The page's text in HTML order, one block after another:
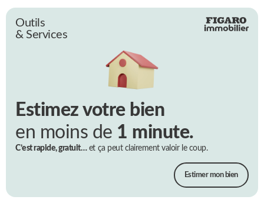
Outils
& Services
Estimez votre bien
en moins de 1 minute.
C’est rapide, gratuit…et ça peut clairement valoir le coup.
Estimer mon bien